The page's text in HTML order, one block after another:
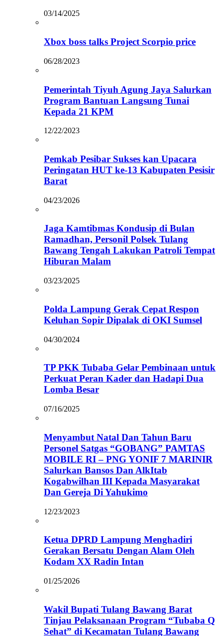
03/14/2025
Xbox boss talks Project Scorpio price
06/28/2023
Pemerintah Tiyuh Agung Jaya Salurkan
Program Bantuan Langsung Tunai
Kepada 21 KPM
12/22/2023
Pemkab Pesibar Sukses kan Upacara
Peringatan HUT ke-13 Kabupaten Pesisir
Barat
04/23/2026
Jaga Kamtibmas Kondusip di Bulan
Ramadhan, Personil Polsek Tulang
Bawang Tengah Lakukan Patroli Tempat
Hiburan Malam
03/23/2025
Polda Lampung Gerak Cepat Respon
Keluhan Sopir Dipalak di OKI Sumsel
04/30/2024
TP PKK Tubaba Gelar Pembinaan untuk
Perkuat Peran Kader dan Hadapi Dua
Lomba Besar
07/16/2025
Menyambut Natal Dan Tahun Baru
Personel Satgas “GOBANG” PAMTAS
MOBILE RI – PNG YONIF 7 MARINIR
Salurkan Bansos Dan AlkItab
Kogabwilhan III Kepada Masyarakat
Dan Gereja Di Yahukimo
12/23/2023
Ketua DPRD Lampung Menghadiri
Gerakan Bersatu Dengan Alam Oleh
Kodam XX Radin Intan
01/25/2026
Wakil Bupati Tulang Bawang Barat
Tinjau Pelaksanaan Program “Tubaba Q
Sehat” di Kecamatan Tulang Bawang